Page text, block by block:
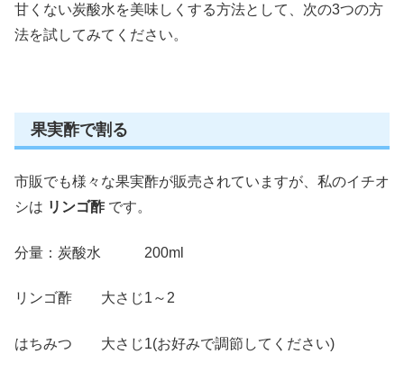
甘くない炭酸水を美味しくする方法として、次の3つの方
法を試してみてください。
果実酢で割る
市販でも様々な果実酢が販売されていますが、私のイチオ
シは リンゴ酢です。
分量：炭酸水 200ml
リンゴ酢 大さじ1～2
はちみつ 大さじ1(お好みで調節してください)